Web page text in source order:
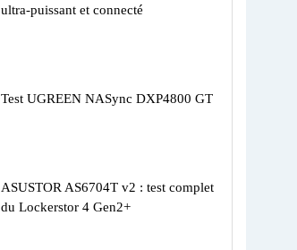
ultra-puissant et connecté
Test UGREEN NASync DXP4800 GT
ASUSTOR AS6704T v2 : test complet
du Lockerstor 4 Gen2+